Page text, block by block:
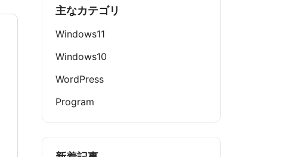
主なカテゴリ
Windows11
Windows10
WordPress
Program